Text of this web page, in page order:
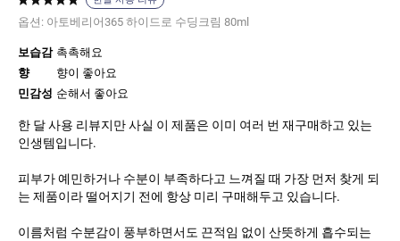
옵션: 아토베리어365 하이드로 수딩크림 80ml
보습감 촉촉해요
향
향이 좋아요
민감성 순해서 좋아요
한 달 사용 리뷰지만 사실 이 제품은 이미 여러 번 재구매하고 있는
인생템입니다.
피부가 예민하거나 수분이 부족하다고 느껴질 때 가장 먼저 찾게 되
는 제품이라 떨어지기 전에 항상 미리 구매해두고 있습니다.
이름처럼 수분감이 풍부하면서도 끈적임 없이 산뜻하게 흡수되는